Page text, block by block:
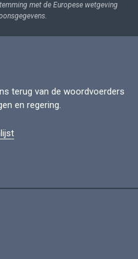
met de Europese wetgeving
terug van de woordvoerders
en regering.